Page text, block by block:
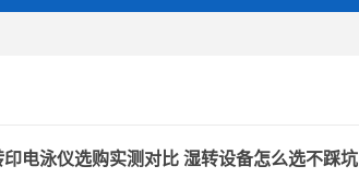
电泳仪选购实测对比 湿转设备怎么选不踩坑